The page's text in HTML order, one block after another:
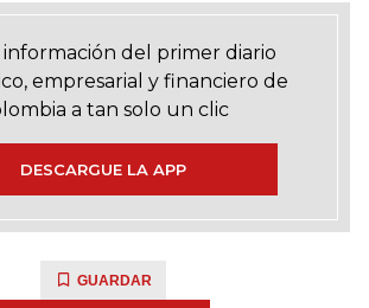
información del primer diario
empresarial y financiero de
a tan solo un clic
DESCARGUE LA APP
GUARDAR